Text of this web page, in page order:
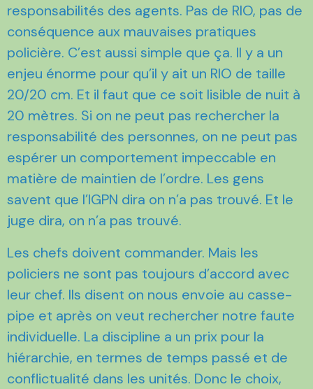
responsabilités des agents. Pas de RIO, pas de
conséquence aux mauvaises pratiques
policière. C’est aussi simple que ça. Il y a un
enjeu énorme pour qu’il y ait un RIO de taille
20/20 cm. Et il faut que ce soit lisible de nuit à
20 mètres. Si on ne peut pas rechercher la
responsabilité des personnes, on ne peut pas
espérer un comportement impeccable en
matière de maintien de l’ordre. Les gens
savent que l’IGPN dira on n’a pas trouvé. Et le
juge dira, on n’a pas trouvé.
Les chefs doivent commander. Mais les
policiers ne sont pas toujours d’accord avec
leur chef. Ils disent on nous envoie au casse-
pipe et après on veut rechercher notre faute
individuelle. La discipline a un prix pour la
hiérarchie, en termes de temps passé et de
conflictualité dans les unités. Donc le choix,